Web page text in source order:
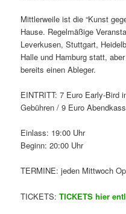
Mittlerweile ist die “Kunst
Hause. Regelmäßige
Leverkusen, Stuttgart,
Halle und Hamburg statt,
bereits einen Ableger.
EINTRITT: 7 Euro Early-Bird
Gebühren / 9 Euro
Einlass: 19:00 Uhr
Beginn: 20:00 Uhr
TERMINE: jeden Mittwoch
TICKETS:TICKETS hier